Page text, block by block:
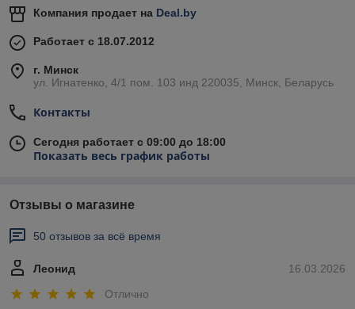
Компания продает на Deal.by
Работает с 18.07.2012
г. Минск
ул. Игнатенко, 4/1 пом. 103 инд 220035, Минск, Беларусь
Контакты
Сегодня работает с 09:00 до 18:00
Показать весь график работы
Отзывы о магазине
50 отзывов за всё время
16.03.2026
Леонид
Отлично